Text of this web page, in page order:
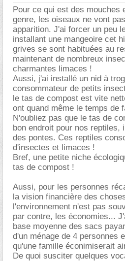
Pour ce qui est des mouches
genre, les oiseaux ne vont
apparition. J'ai forcer un peu
installant une mangeoire cet
grives se sont habituées au
maintenant de nombreux
charmantes limaces !
Aussi, j'ai installé un nid à
consommateur de petits
le tas de compost est vite
ont quand même le temps de
N'oubliez pas que le tas de
bon endroit pour nos reptiles,
des pontes. Ces reptiles
d'insectes et limaces !
Bref, une petite niche
tas de compost !
Aussi, pour les personnes
la vision financière des
l'environnement n'est pas
par contre, les économies...
base moyenne des sacs
d'un ménage de 4 personnes
qu'une famille éconimiserait
De quoi susciter quelques